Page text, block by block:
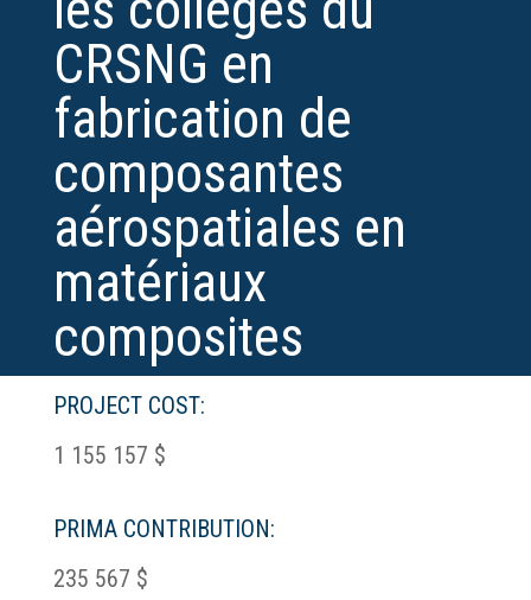
CRSNG en
fabrication de
composantes
aérospatiales en
matériaux
composites
PROJECT COST:
1 155 157 $
PRIMA CONTRIBUTION:
235 567 $